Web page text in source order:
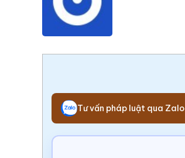
Tư vấn pháp luật qua Zalo